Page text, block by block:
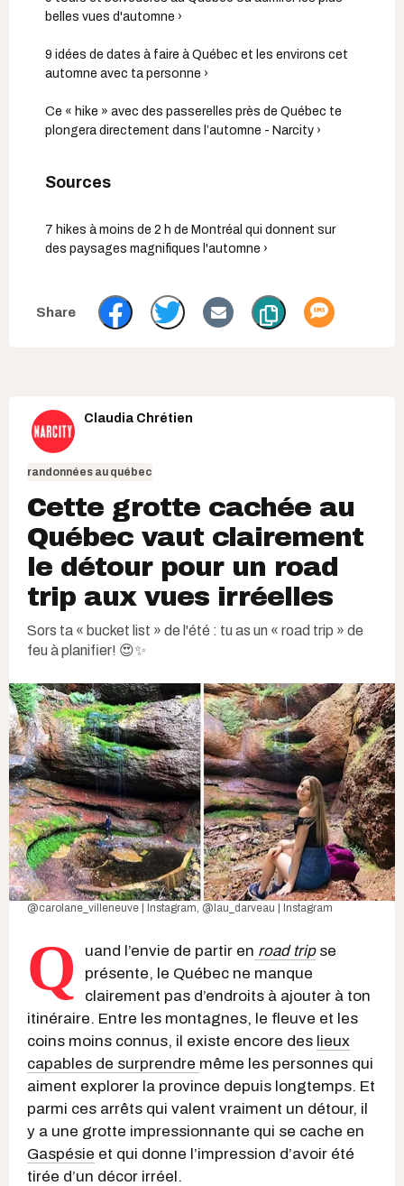
belles vues d'automne ›
9 idées de dates à faire à Québec et les environs cet
automne avec ta personne ›
Ce « hike » avec des passerelles près de Québec te
plongera directement dans l’automne - Narcity ›
7 hikes à moins de 2 h de Montréal qui donnent sur
des paysages magnifiques l'automne ›
Claudia Chrétien
randonnées au québec
Cette grotte cachée au
Québec vaut clairement
le détour pour un road
trip aux vues irréelles
Sors ta « bucket list » de l'été : tu as un « road trip » de
feu à planifier! 😍✨
@carolane_villeneuve | Instagram @lau_darveau | Instagram
Q uand l’envie de partir en road tripse
présente, le Québec ne manque
clairement pas d’endroits à ajouter à ton
itinéraire. Entre les montagnes, le fleuve et les
coins moins connus, il existe encore des lieux
capables de surprendre même les personnes qui
aiment explorer la province depuis longtemps. Et
parmi ces arrêts qui valent vraiment un détour, il
y a une grotte impressionnante qui se cache en
Gaspésie et qui donne l’impression d’avoir été
tirée d’un décor irréel.